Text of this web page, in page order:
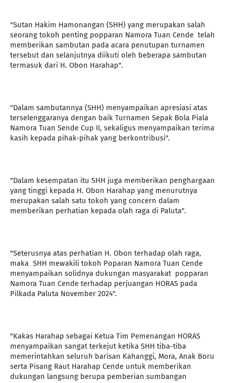
"Sutan Hakim Hamonangan (SHH) yang merupakan salah
seorang tokoh penting popparan Namora Tuan Cende telah
memberikan sambutan pada acara penutupan turnamen
tersebut dan selanjutnya diikuti oleh beberapa sambutan
termasuk dari H. Obon Harahap".
"Dalam sambutannya (SHH) menyampaikan apresiasi atas
terselenggaranya dengan baik Turnamen Sepak Bola Piala
Namora Tuan Sende Cup II, sekaligus menyampaikan terima
kasih kepada pihak-pihak yang berkontribusi".
"Dalam kesempatan itu SHH juga memberikan penghargaan
yang tinggi kepada H. Obon Harahap yang menurutnya
merupakan salah satu tokoh yang concern dalam
memberikan perhatian kepada olah raga di Paluta".
"Seterusnya atas perhatian H. Obon terhadap olah raga,
maka SHH mewakili tokoh Poparan Namora Tuan Cende
menyampaikan solidnya dukungan masyarakat popparan
Namora Tuan Cende terhadap perjuangan HORAS pada
Pilkada Paluta November 2024".
"Kakas Harahap sebagai Ketua Tim Pemenangan HORAS
menyampaikan sangat terkejut ketika SHH tiba-tiba
memerintahkan seluruh barisan Kahanggi, Mora, Anak Boru
serta Pisang Raut Harahap Cende untuk memberikan
dukungan langsung berupa pemberian sumbangan